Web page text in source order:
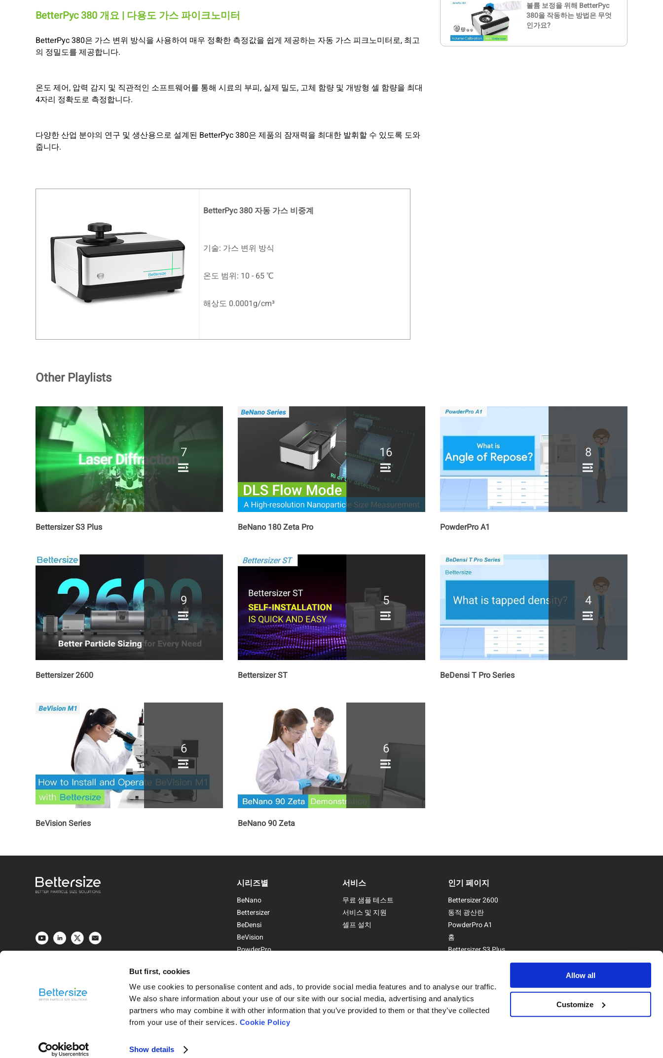
But first, cookies
We use cookies to personalise content and ads, to provide social media features and to analyse our traffic.
We also share information about your use of our site with our social media, advertising and analytics
partners who may combine it with other information that you’ve provided to them or that they’ve collected
from your use of their services. Cookie Policy
Show details
Allow all
Customize
BetterPyc 380 개요 | 다용도 가스 파이크노미터
BetterPyc 380은 가스 변위 방식을 사용하여 매우 정확한 측정값을 쉽게 제공하는 자동 가스 피크노미터로, 최고
의 정밀도를 제공합니다.
온도 제어, 압력 감지 및 직관적인 소프트웨어를 통해 시료의 부피, 실제 밀도, 고체 함량 및 개방형 셀 함량을 최대
4자리 정확도로 측정합니다.
다양한 산업 분야의 연구 및 생산용으로 설계된 BetterPyc 380은 제품의 잠재력을 최대한 발휘할 수 있도록 도와
줍니다.
BetterPyc 380 자동 가스 비중계
기술: 가스 변위 방식
온도 범위: 10 - 65 ℃
해상도 0.0001g/cm³
볼륨 보정을 위해 BetterPyc
380을 작동하는 방법은 무엇
인가요?
Other Playlists
7
Bettersizer S3 Plus
16
BeNano 180 Zeta Pro
8
PowderPro A1
9
Bettersizer 2600
5
Bettersizer ST
4
BeDensi T Pro Series
6
BeVision Series
6
BeNano 90 Zeta
시리즈별
BeNano
Bettersizer
BeDensi
BeVision
PowderPro
서비스
무료 샘플 테스트
서비스 및 지원
셀프 설치
인기 페이지
Bettersizer 2600
동적 광산란
PowderPro A1
홈
Bettersizer S3 Plus
Sitemap| Privacy Policy Copyright © Bettersize Instruments Ltd. All Rights Reserved